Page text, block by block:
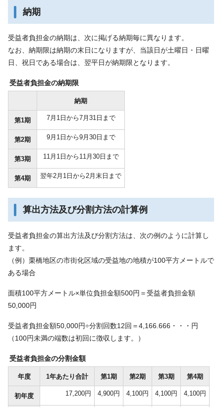
納期
受益者負担金の納期は、次に掲げる納期毎に異なります。
なお、納期限は納期の末日になりますが、当該日が土曜日・日曜
日、祝日である場合は、翌平日が納期限となります。
受益者負担金の納期限
納期
第1期 7月1日から7月31日まで
第2期 9月1日から9月30日まで
第3期 11月1日から11月30日まで
第4期 翌年2月1日から2月末日まで
算出方法及び分割方法の計算例
受益者負担金の算出方法及び分割方法は、次の例のように計算し
ます。
（例）栗橋地区の市街化区域の受益地の地積が100平方メートルで
ある場合
面積100平方メートル×単位負担金額500円＝受益者負担金額
50,000円
受益者負担金額50,000円÷分割回数12回＝4,166.666・・・円
（100円未満の端数は初回に徴収します。）
受益者負担金の分割金額
年度 1年あたり合計 第1期 第2期 第3期 第4期
初年度 17,200円 4,900円 4,100円 4,100円 4,100円